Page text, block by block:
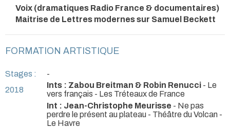
Voix (dramatiques Radio France & documentaires)
Maitrise de Lettres modernes sur Samuel Beckett
FORMATION ARTISTIQUE
Stages :
-
2018
Ints : Zabou Breitman & Robin Renucci - Le
vers français - Les Tréteaux de France
Int : Jean-Christophe Meurisse - Ne pas
perdre le présent au plateau - Théâtre du Volcan -
Le Havre